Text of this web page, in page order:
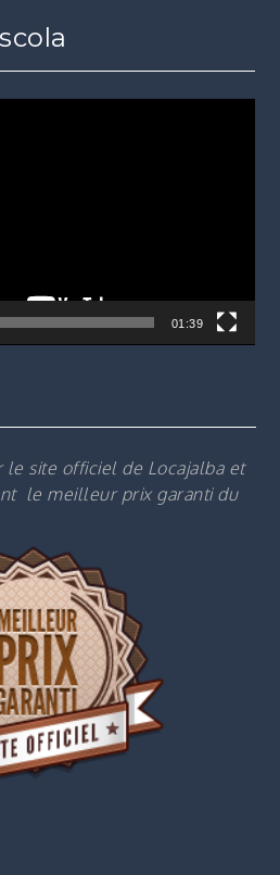
01:39
site officiel de Locajalba et
le meilleur prix garanti du